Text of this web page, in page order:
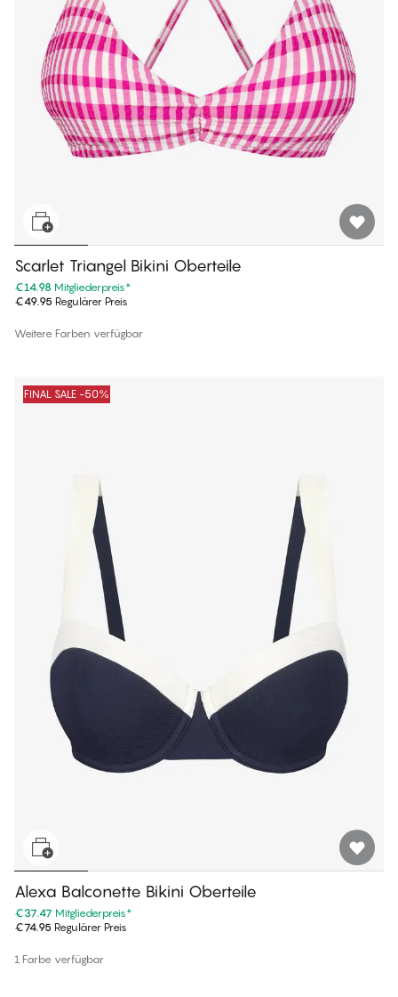
Scarlet Triangel Bikini Oberteile
€14.98 Mitgliederpreis*
€49.95 Regulärer Preis
Weitere Farben verfügbar
FINAL SALE -50%
Alexa Balconette Bikini Oberteile
€37.47 Mitgliederpreis*
€74.95 Regulärer Preis
1 Farbe verfügbar